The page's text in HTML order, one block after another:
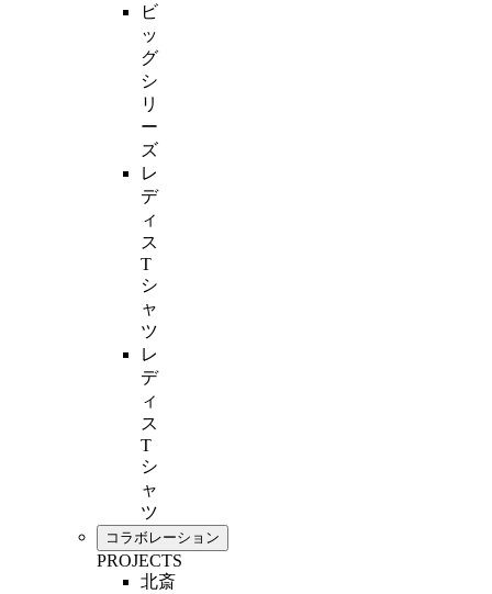
ビ
ッ
グ
シ
リ
ー
ズ
レ
デ
ィ
ス
T
シ
ャ
ツ
レ
デ
ィ
ス
T
シ
ャ
ツ
コラボレーション
PROJECTS
北斎